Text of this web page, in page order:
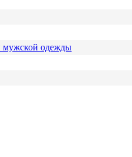
мужской одежды